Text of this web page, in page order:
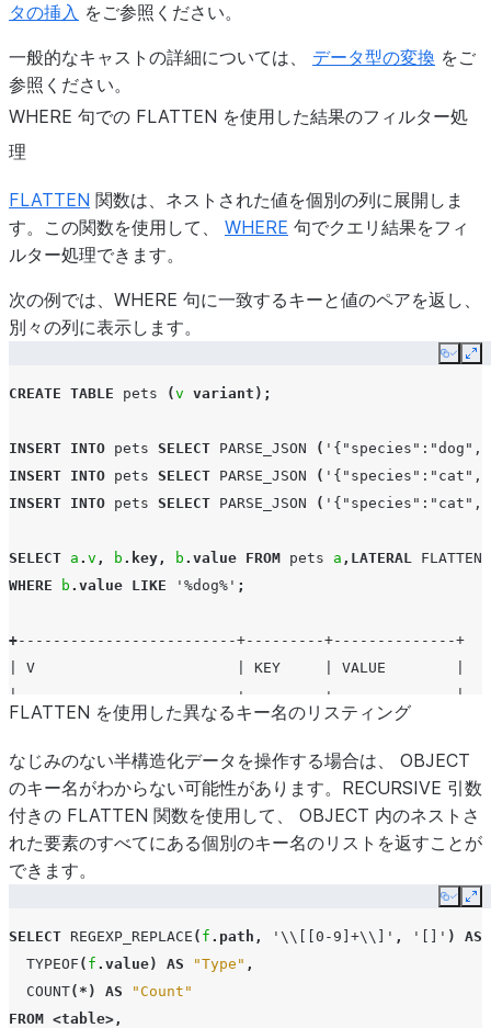
タの挿入 をご参照ください。
一般的なキャストの詳細については、 データ型の変換 をご
参照ください。
WHERE 句での FLATTEN を使用した結果のフィルター処
理
FLATTEN 関数は、ネストされた値を個別の列に展開しま
す。この関数を使用して、 WHERE 句でクエリ結果をフィ
ルター処理できます。
次の例では、WHERE 句に一致するキーと値のペアを返し、
別々の列に表示します。
Copy
CREATE TABLE pets (v variant );
INSERT INTO pets SELECT PARSE_JSON (
INSERT INTO pets SELECT PARSE_JSON ( '{"species":"cat",
INSERT INTO pets SELECT PARSE_JSON ( '{"species":"cat",
SELECT a . v , b . key , b . value FROM pets a , LATERAL FLATTEN
WHERE
b . value LIKE '%dog%' ;
+-------------------------+---------+--------------+
| V                       | KEY     | VALUE        |
|-------------------------+---------+--------------|
| {                       | species | "dog"        |
|   "is_dog": "true",     |         |              |
|   "name": "Fido",       |         |              |
|   "species": "dog"      |         |              |
| }                       |         |              |
| {                       | name    | "dog terror" |
|   "is_dog": "false",    |         |              |
|   "species": "cat"      |         |              |
| }                       |         |              |
-------------------------+---------+--------------+
FLATTEN を使用した異なるキー名のリスティング
なじみのない半構造化データを操作する場合は、 OBJECT
のキー名がわからない可能性があります。RECURSIVE 引数
付きの FLATTEN 関数を使用して、 OBJECT 内のネストさ
れた要素のすべてにある個別のキー名のリストを返すことが
できます。
Copy
SELECT REGEXP_REPLACE ( f . path , '\\[[0-9]+\\]' , '[]' )
AS
TYPEOF ( f . value) AS "Type" ,
COUNT(*) AS
"Count"
FROM <table>,